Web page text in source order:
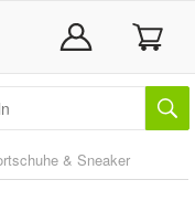
& Sneaker